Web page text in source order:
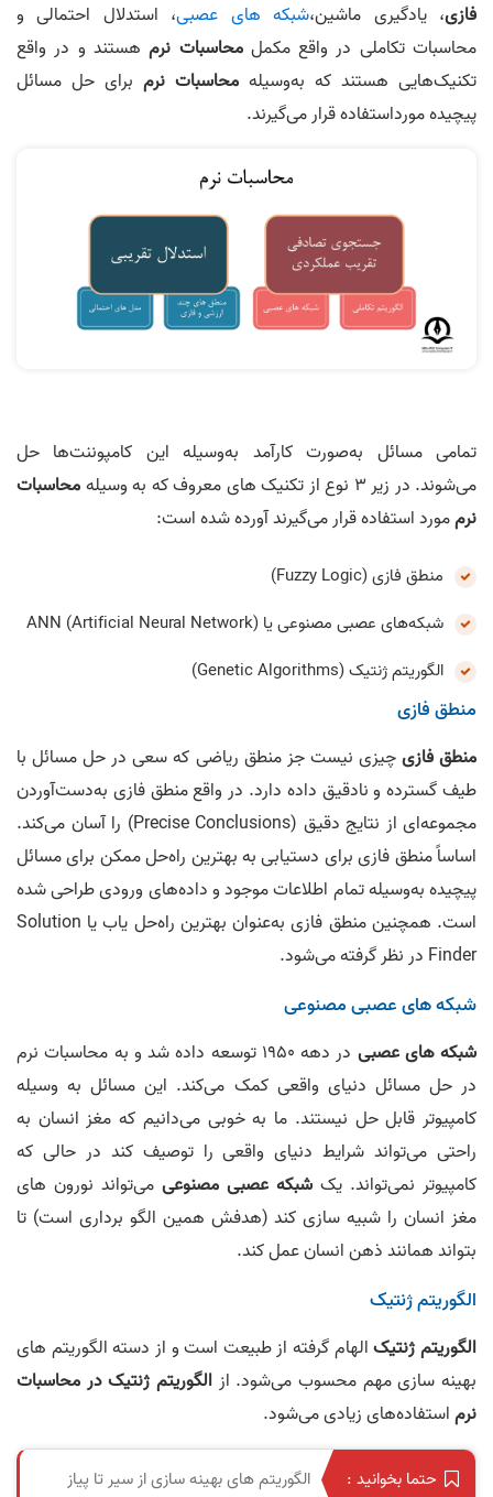
فازی، یادگیری ماشین،شبکه های عصبی، استدلال احتمالی و
محاسبات تکاملی در واقع مکملمحاسبات نرمهستند و در واقع
تکنیک‌هایی هستند که به‌وسیله محاسبات نرم برای حل مسائل
پیچیده مورداستفاده قرار می‌گیرند.
تمامی مسائل به‌صورت کارآمد به‌وسیله این کامپوننت‌ها حل
می‌شوند. در زیر 3 نوع از تکنیک های معروف که به وسیله
محاسبات
نرممورد استفاده قرار می‌گیرند آورده شده است:
منطق فازی (Fuzzy Logic)
شبکه‌های عصبی مصنوعی یا ANN (Artificial Neural Network)
الگوریتم ژنتیک (Genetic Algorithms)
منطق فازی
منطق فازیچیزی نیست جز منطق ریاضی که سعی در حل مسائل با
طیف گسترده و نادقیق داده دارد. در واقع منطق فازی به‌دست‌آوردن
مجموعه‌ای از نتایج دقیق (Precise Conclusions) را آسان می‌کند.
اساساً منطق فازی برای دستیابی به بهترین راه‌حل ممکن برای مسائل
پیچیده به‌وسیله تمام اطلاعات موجود و داده‌های ورودی طراحی شده
است. همچنین منطق فازی به‌عنوان بهترین راه‌حل یاب یا Solution
Finder در نظر گرفته می‌شود.
شبکه‌ های عصبی مصنوعی
شبکه‌ های عصبی
در دهه 1950 توسعه داده شد و به محاسبات نرم
در حل مسائل دنیای واقعی کمک می‌کند. این مسائل به وسیله
کامپیوتر قابل حل نیستند. ما به خوبی می‌دانیم که مغز انسان به
راحتی می‌تواند شرایط دنیای واقعی را توصیف کند در حالی که
کامپیوتر نمی‌تواند. یک شبکه عصبی مصنوعی می‌تواند نورون های
مغز انسان را شبیه سازی کند (هدفش همین الگو برداری است) تا
بتواند همانند ذهن انسان عمل کند.
الگوریتم ژنتیک
الگوریتم ژنتیکالهام گرفته از طبیعت است و از دسته الگوریتم‌ های
بهینه‌ سازی مهم محسوب می‌شود. از الگوریتم ژنتیک در محاسبات
نرماستفاده‌های زیادی می‌شود.
حتما بخوانید : الگوریتم های بهینه سازی از سیر تا پیاز